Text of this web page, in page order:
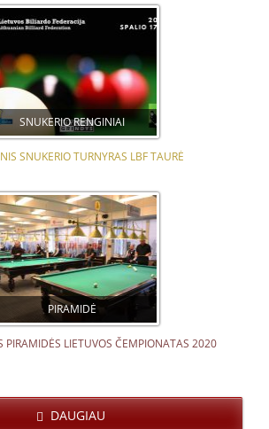
SNUKERIO RENGINIAI
SNUKERIO TURNYRAS LBF TAURĖ
PIRAMIDĖ
PIRAMIDĖS LIETUVOS ČEMPIONATAS 2020
DAUGIAU